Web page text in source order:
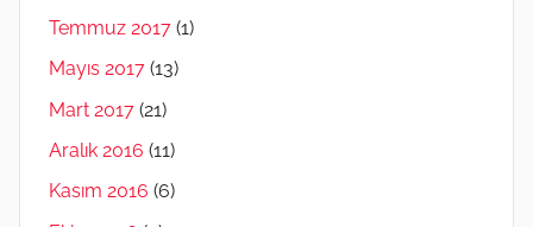
Temmuz 2017 (1)
Mayıs 2017 (13)
Mart 2017 (21)
Aralık 2016 (11)
Kasım 2016 (6)